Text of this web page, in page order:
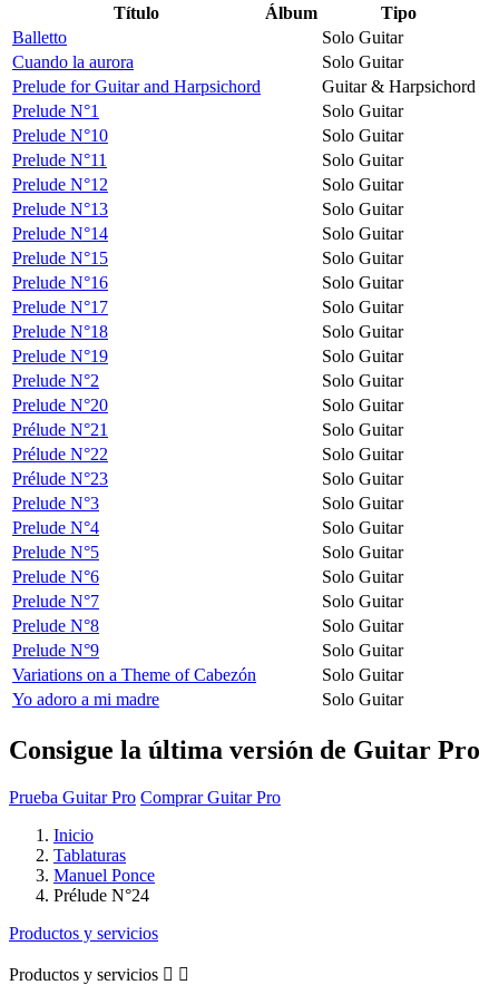
Título Álbum
Tipo
Balletto
Solo Guitar
Cuando la aurora
Solo Guitar
Prelude for Guitar and Harpsichord
Guitar & Harpsichord
Prelude N°1
Solo Guitar
Prelude N°10
Solo Guitar
Prelude N°11
Solo Guitar
Prelude N°12
Solo Guitar
Prelude N°13
Solo Guitar
Prelude N°14
Solo Guitar
Prelude N°15
Solo Guitar
Prelude N°16
Solo Guitar
Prelude N°17
Solo Guitar
Prelude N°18
Solo Guitar
Prelude N°19
Solo Guitar
Prelude N°2
Solo Guitar
Prelude N°20
Solo Guitar
Prélude N°21
Solo Guitar
Prélude N°22
Solo Guitar
Prélude N°23
Solo Guitar
Prelude N°3
Solo Guitar
Prelude N°4
Solo Guitar
Prelude N°5
Solo Guitar
Prelude N°6
Solo Guitar
Prelude N°7
Solo Guitar
Prelude N°8
Solo Guitar
Prelude N°9
Solo Guitar
Variations on a Theme of Cabezón
Solo Guitar
Yo adoro a mi madre
Solo Guitar
Consigue la última versión de Guitar Pro
Prueba Guitar Pro Comprar Guitar Pro
Inicio
Tablaturas
Manuel Ponce
Prélude N°24
Productos y servicios
Productos y servicios  